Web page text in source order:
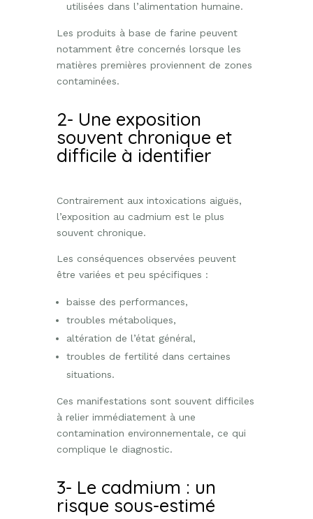
utilisées dans l’alimentation humaine.
Les produits à base de farine peuvent
notamment être concernés lorsque les
matières premières proviennent de zones
contaminées.
2- Une exposition
souvent chronique et
difficile à identifier
Contrairement aux intoxications aiguës,
l’exposition au cadmium est le plus
souvent chronique.
Les conséquences observées peuvent
être variées et peu spécifiques :
baisse des performances,
troubles métaboliques,
altération de l’état général,
troubles de fertilité dans certaines
situations.
Ces manifestations sont souvent difficiles
à relier immédiatement à une
contamination environnementale, ce qui
complique le diagnostic.
3- Le cadmium : un
risque sous-estimé